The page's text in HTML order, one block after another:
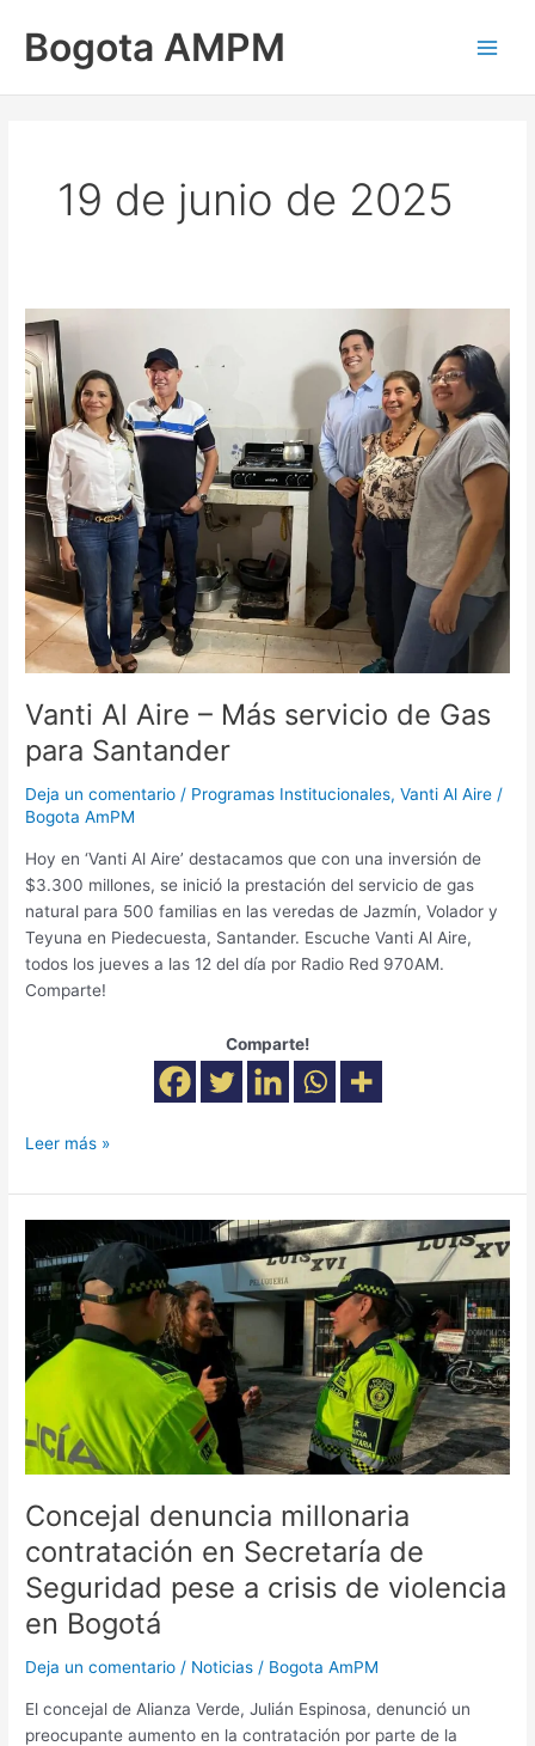
contenido
Bogota AMPM
19 de junio de 2025
Vanti Al Aire – Más servicio de Gas
para Santander
Deja un comentario / Programas Institucionales,Vanti Al Aire /
Bogota AmPM
Hoy en ‘Vanti Al Aire’ destacamos que con una inversión de
$3.300 millones, se inició la prestación del servicio de gas
natural para 500 familias en las veredas de Jazmín, Volador y
Teyuna en Piedecuesta, Santander. Escuche Vanti Al Aire,
todos los jueves a las 12 del día por Radio Red 970AM.
Comparte!
Comparte!
Vanti
Al
Aire
–
Más
servicio
de
Gas
para
Santander
Leer más »
Concejal denuncia millonaria
contratación en Secretaría de
Seguridad pese a crisis de violencia
en Bogotá
Deja un comentario / Noticias / Bogota AmPM
El concejal de Alianza Verde, Julián Espinosa, denunció un
preocupante aumento en la contratación por parte de la
denuncia
millonaria
contratación
en
Secretaría
de
Seguridad
pese
de
violencia
en
Bogotá